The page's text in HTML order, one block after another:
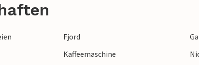
schweifen, versammeln Sie später die
Aussichten und frische Bergluft auf Sie warten.
Fjord
Kaffeemaschine